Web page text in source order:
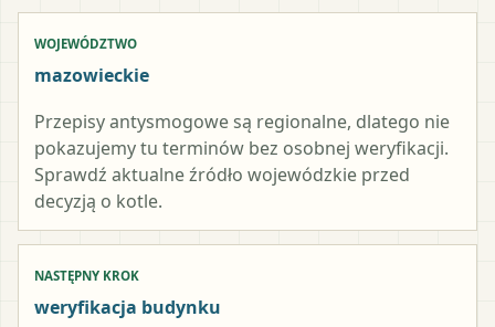
WOJEWÓDZTWO
mazowieckie
Przepisy antysmogowe są regionalne, dlatego nie
pokazujemy tu terminów bez osobnej weryfikacji.
Sprawdź aktualne źródło wojewódzkie przed
decyzją o kotle.
NASTĘPNY KROK
weryfikacja budynku